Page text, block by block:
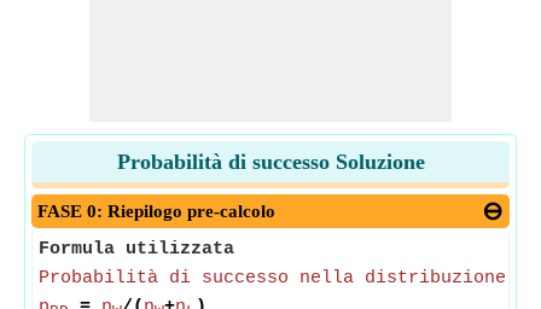
Probabilità di successo Soluzione
FASE 0: Riepilogo pre-calcolo
Formula utilizzata
Probabilità di successo nella distribuzione